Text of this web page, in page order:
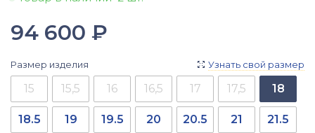
94 600 ₽
Размер изделия  Узнать свой размер
15 15,5 16 16,5 17 17,5 18
18.5 19 19.5 20 20.5 21 21.5